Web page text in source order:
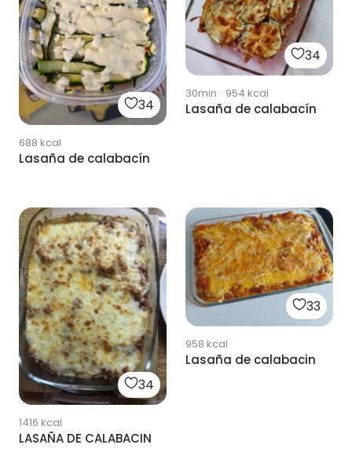
34
688 kcal
Lasaña de calabacín
34
30min · 954 kcal
Lasaña de calabacín
34
1416 kcal
LASAÑA DE CALABACIN
33
958 kcal
Lasaña de calabacin